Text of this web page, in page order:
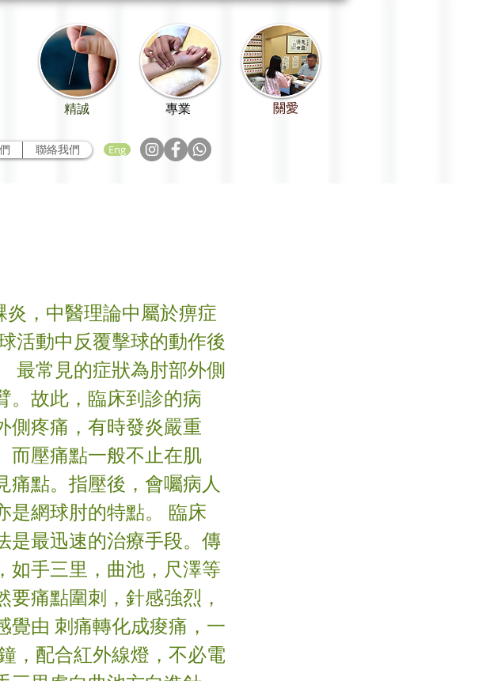
精誠
聯絡我們 Eng
專業 關愛
，中醫理論中屬於痹症
活動中反覆擊球的動作後
最常見的症狀為肘部外側
。故此，臨床到診的病
側疼痛，有時發炎嚴重
而壓痛點一般不止在肌
痛點。指壓後，會囑病人
是網球肘的特點。 臨床
是最迅速的治療手段。傳
如手三里，曲池，尺澤等
痛點圍刺，針感強烈，
覺由 刺痛轉化成痠痛，一
，配合紅外線燈，不必電